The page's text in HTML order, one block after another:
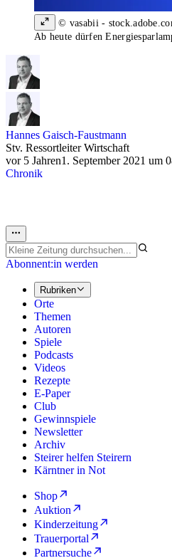
© vasabii -
Ab heute dürfen
Hannes Gaisch-Faustmann
Stv. Ressortleiter Wirtschaft
vor 5 Jahren1. September 2021 um
Chronik
Abonnent:in werden
Rubriken
Orte
Themen
Autoren
Spiele
Podcasts
Videos
Rezepte
E-Paper
Club
Gewinnspiele
Newsletter
Archiv
Steirer helfen Steirern
Kärntner in Not
Shop
Auktion
Kinderzeitung
Trauerportal
Partnersuche